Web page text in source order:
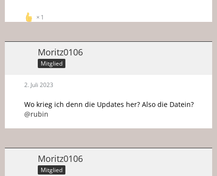
1
Moritz0106
Mitglied
2. Juli 2023
Wo krieg ich denn die Updates her? Also die Datein?
@rubin
Moritz0106
Mitglied